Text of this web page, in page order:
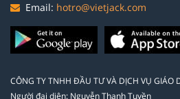
Email: hotro@vietjack.com
CÔNG TY TNHH ĐẦU TƯ VÀ DỊCH VỤ GIÁO
Người đại diện: Nguyễn Thanh Tuyền